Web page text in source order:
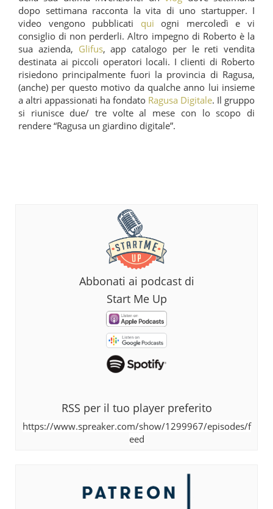
dopo settimana racconta la vita di uno startupper. I
video vengono pubblicati qui ogni mercoledì e vi
consiglio di non perderli. Altro impegno di Roberto è la
sua azienda, Glifus, app catalogo per le reti vendita
destinata ai piccoli operatori locali. I clienti di Roberto
risiedono principalmente fuori la provincia di Ragusa,
(anche) per questo motivo da qualche anno lui insieme
a altri appassionati ha fondato Ragusa Digitale. Il gruppo
si riunisce due/ tre volte al mese con lo scopo di
rendere “Ragusa un giardino digitale”.
Abbonati ai podcast di
Start Me Up
RSS per il tuo player preferito
https://www.spreaker.com/show/1299967/episodes/f
eed